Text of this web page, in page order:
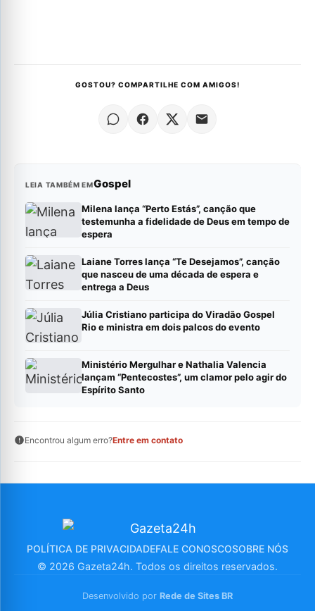
GOSTOU? COMPARTILHE COM AMIGOS!
LEIA TAMBÉM EMGospel
Milena lança “Perto Estás”, canção que
testemunha a fidelidade de Deus em tempo de
espera
Laiane Torres lança “Te Desejamos”, canção
que nasceu de uma década de espera e
entrega a Deus
Júlia Cristiano participa do Viradão Gospel
Rio e ministra em dois palcos do evento
Ministério Mergulhar e Nathalia Valencia
lançam “Pentecostes”, um clamor pelo agir do
Espírito Santo
Encontrou algum erro?Entre em contato
POLÍTICA DE PRIVACIDADEFALE CONOSCOSOBRE NÓS
© 2026 Gazeta24h. Todos os direitos reservados.
Desenvolvido por Rede de Sites BR